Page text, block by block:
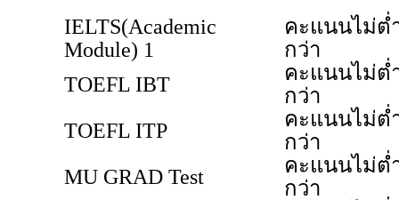
IELTS(Academic
Module) 1
คะแนนไม่ต่
กว่า
TOEFL IBT
คะแนนไม่ต่
กว่า
TOEFL ITP
คะแนนไม่ต่
กว่า
MU GRAD Test
คะแนนไม่ต่
กว่า